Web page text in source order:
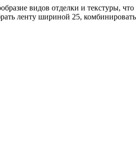
видов отделки и текстуры, что
ленту шириной 25,